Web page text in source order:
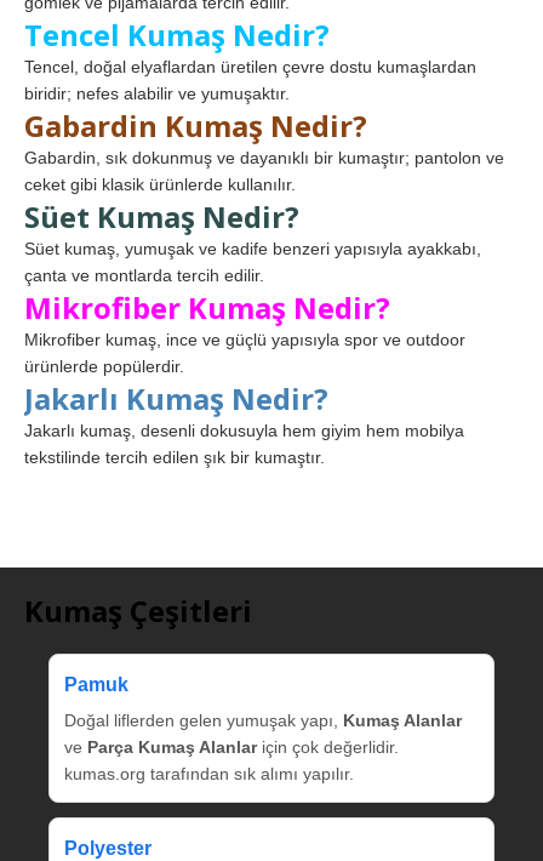
Tencel Kumaş Nedir?
Tencel, doğal elyaflardan üretilen çevre dostu kumaşlardan
biridir; nefes alabilir ve yumuşaktır.
Gabardin Kumaş Nedir?
Gabardin, sık dokunmuş ve dayanıklı bir kumaştır; pantolon ve
ceket gibi klasik ürünlerde kullanılır.
Süet Kumaş Nedir?
Süet kumaş, yumuşak ve kadife benzeri yapısıyla ayakkabı,
çanta ve montlarda tercih edilir.
Mikrofiber Kumaş Nedir?
Mikrofiber kumaş, ince ve güçlü yapısıyla spor ve outdoor
ürünlerde popülerdir.
Jakarlı Kumaş Nedir?
Jakarlı kumaş, desenli dokusuyla hem giyim hem mobilya
tekstilinde tercih edilen şık bir kumaştır.
Kumaş Çeşitleri
Pamuk
Doğal liflerden gelen yumuşak yapı, Kumaş Alanlar
ve Parça Kumaş Alanlariçin çok değerlidir.
kumas.org tarafından sık alımı yapılır.
Polyester